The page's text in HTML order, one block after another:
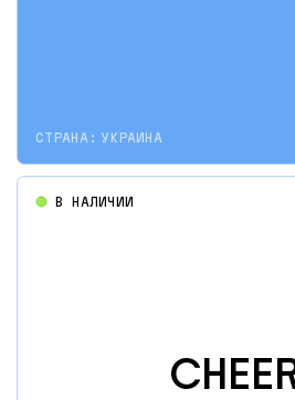
СТРАНА: УКРАИНА
В НАЛИЧИИ